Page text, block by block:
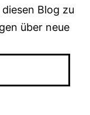
Blog zu
über neue